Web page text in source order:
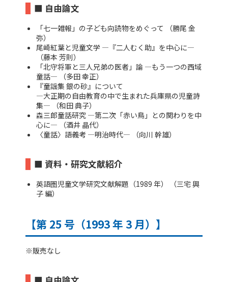
■ 自由論文
「七一雑報」の子ども向読物をめぐって （勝尾 金
弥）
尾崎紅葉と児童文学 ―『二人むく助』を中心に―
（藤本 芳則）
「北守将軍と三人兄弟の医者」論 ―もう一つの西域
童話― （多田 幸正）
『童謡集 銀の砂』について
―大正期の自由教育の中で生まれた兵庫県の児童詩
集― （和田 典子）
森三郎童話研究 ―第二次「赤い鳥」との関わりを中
心に― （酒井 晶代）
〈童話〉語義考 ―明治時代― （向川 幹雄）
■ 資料・研究文献紹介
英語圏児童文学研究文献解題（1989 年） （三宅 興
子 編）
【第 25 号（1993 年 3 月）】
※販売なし